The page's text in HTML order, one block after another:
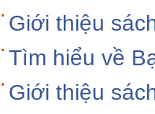
Giới thiệu
Tìm hiểu về
Giới thiệu